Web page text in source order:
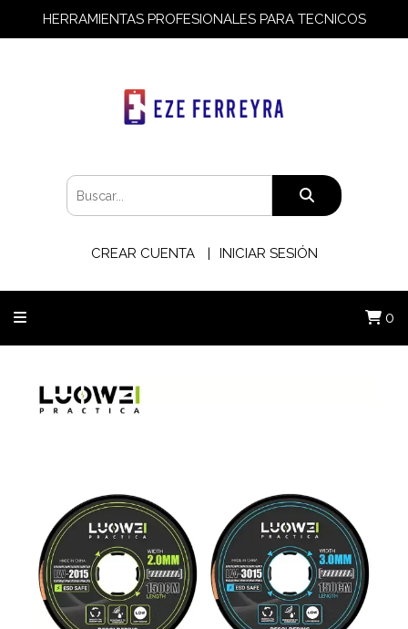
HERRAMIENTAS PROFESIONALES PARA TECNICOS
CREAR CUENTA INICIAR SESIÓN
0